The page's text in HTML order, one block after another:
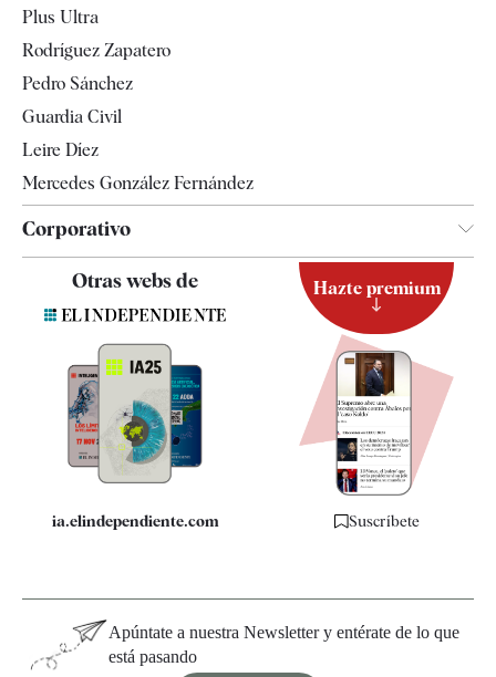
Televisión
Plus Ultra
Rodríguez Zapatero
Pedro Sánchez
Guardia Civil
Leire Díez
Mercedes González Fernández
Corporativo
Contacto
Quiénes somos
Especificaciones
Otras webs de
ia.elindependiente.com
Hazte premium
Suscríbete
Apúntate a nuestra Newsletter y entérate de lo que
está pasando